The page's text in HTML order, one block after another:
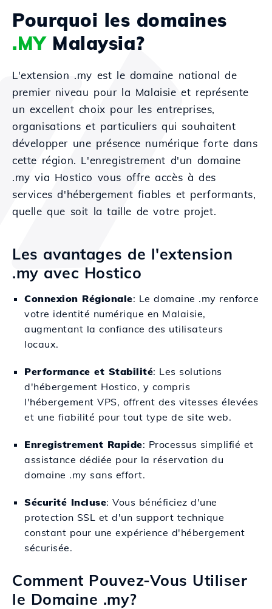
Pourquoi les domaines
.MYMalaysia?
L'extension .my est le domaine national de
premier niveau pour la Malaisie et représente
un excellent choix pour les entreprises,
organisations et particuliers qui souhaitent
développer une présence numérique forte dans
cette région. L'enregistrement d'un domaine
.my via Hostico vous offre accès à des
services d'hébergement fiables et performants,
quelle que soit la taille de votre projet.
Les avantages de l'extension
.my avec Hostico
Connexion Régionale: Le domaine .my renforce
votre identité numérique en Malaisie,
augmentant la confiance des utilisateurs
locaux.
Performance et Stabilité: Les solutions
d'hébergement Hostico, y compris
l'hébergement VPS, offrent des vitesses élevées
et une fiabilité pour tout type de site web.
Enregistrement Rapide: Processus simplifié et
assistance dédiée pour la réservation du
domaine .my sans effort.
Sécurité Incluse: Vous bénéficiez d'une
protection SSL et d'un support technique
constant pour une expérience d'hébergement
sécurisée.
Comment Pouvez-Vous Utiliser
le Domaine .my?